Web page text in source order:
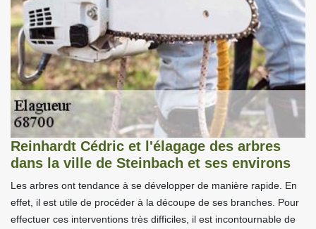
Reinhardt Cédric et l'élagage des arbres
dans la ville de Steinbach et ses environs
Les arbres ont tendance à se développer de manière rapide. En
effet, il est utile de procéder à la découpe de ses branches. Pour
effectuer ces interventions très difficiles, il est incontournable de